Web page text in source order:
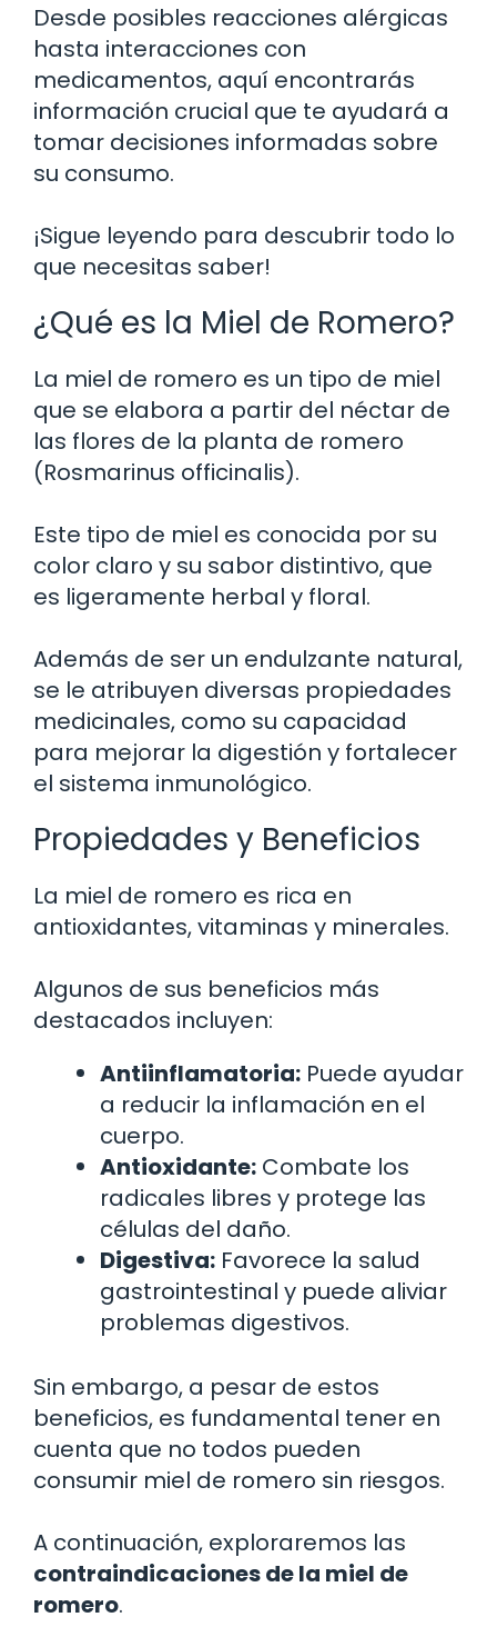
Desde posibles reacciones alérgicas
hasta interacciones con
medicamentos, aquí encontrarás
información crucial que te ayudará a
tomar decisiones informadas sobre
su consumo.
¡Sigue leyendo para descubrir todo lo
que necesitas saber!
¿Qué es la Miel de Romero?
La miel de romero es un tipo de miel
que se elabora a partir del néctar de
las flores de la planta de romero
(Rosmarinus officinalis).
Este tipo de miel es conocida por su
color claro y su sabor distintivo, que
es ligeramente herbal y floral.
Además de ser un endulzante natural,
se le atribuyen diversas propiedades
medicinales, como su capacidad
para mejorar la digestión y fortalecer
el sistema inmunológico.
Propiedades y Beneficios
La miel de romero es rica en
antioxidantes, vitaminas y minerales.
Algunos de sus beneficios más
destacados incluyen:
Antiinflamatoria: Puede ayudar
a reducir la inflamación en el
cuerpo.
Antioxidante: Combate los
radicales libres y protege las
células del daño.
Digestiva: Favorece la salud
gastrointestinal y puede aliviar
problemas digestivos.
Sin embargo, a pesar de estos
beneficios, es fundamental tener en
cuenta que no todos pueden
consumir miel de romero sin riesgos.
A continuación, exploraremos las
contraindicaciones de la miel de
romero.